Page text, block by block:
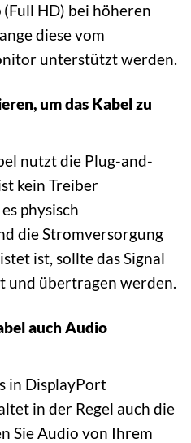
HD) bei höheren
diese vom
unterstützt werden.
um das Kabel zu
nutzt die Plug-and-
kein Treiber
physisch
die Stromversorgung
ist, sollte das Signal
und übertragen werden.
auch Audio
in DisplayPort
in der Regel auch die
Sie Audio von Ihrem